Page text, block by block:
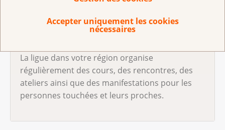
Accepter uniquement les cookies
nécessaires
La ligue dans votre région organise
régulièrement des cours, des rencontres, des
ateliers ainsi que des manifestations pour les
personnes touchées et leurs proches.